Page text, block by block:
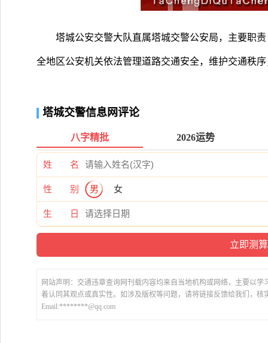
塔城公安交警大队直属塔城交警公安局，主要职
全地区公安机关依法管理道路交通安全，维护交通秩
塔城交警信息网评论
八字精批 2026运势
姓 名
性 别 男 女
生 日
网站声明：交通违章查询网刊载内容均来自当地机构或网络，主要以
着认同其观点或真实性。如涉及版权等问题，请将链接反馈给我们，核
Email:********@qq.com